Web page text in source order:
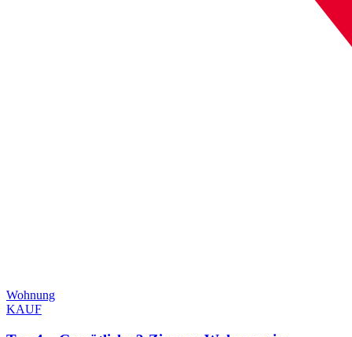
Wohnung
KAUF